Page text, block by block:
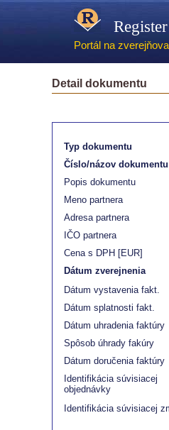
Register
Portál na
Detail dokumentu
Typ dokumentu
Číslo/názov dokumentu
Popis dokumentu
Meno partnera
Adresa partnera
IČO partnera
Cena s DPH [EUR]
Dátum zverejnenia
Dátum vystavenia fakt.
Dátum splatnosti fakt.
Dátum uhradenia faktúry
Spôsob úhrady fakúry
Dátum doručenia faktúry
Identifikácia súvisiacej
objednávky
Identifikácia súvisiacej